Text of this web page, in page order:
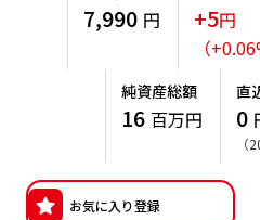
確定拠出年金について
確定拠出年金での商品の選び方
投資の教室
ニッセイアセットの重要課題
サステナビリティへの取り組み
サステナビリティレポート
日本版スチュワードシップ・コ
公式キャラクターのご紹介
7,990 円 +5円
（+0.06
純資産総額
16 百万円
直
0
（
お気に入り登録